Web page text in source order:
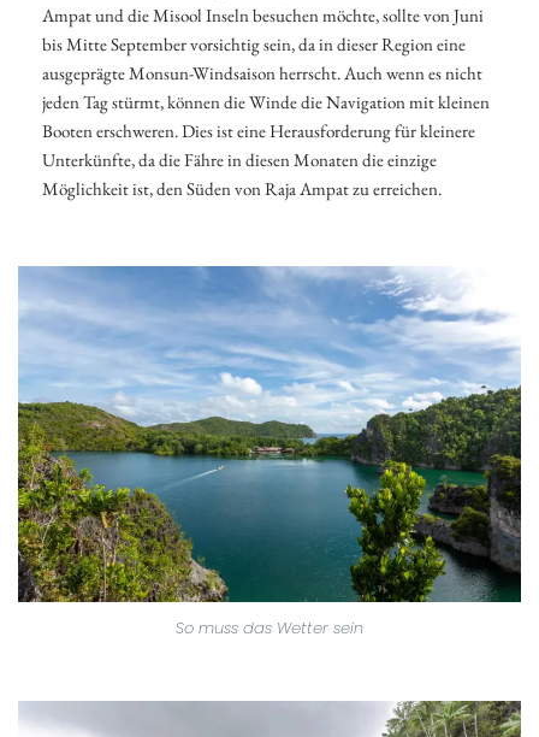
Ampat und die Misool Inseln besuchen möchte, sollte von Juni
bis Mitte September vorsichtig sein, da in dieser Region eine
ausgeprägte Monsun-Windsaison herrscht. Auch wenn es nicht
jeden Tag stürmt, können die Winde die Navigation mit kleinen
Booten erschweren. Dies ist eine Herausforderung für kleinere
Unterkünfte, da die Fähre in diesen Monaten die einzige
Möglichkeit ist, den Süden von Raja Ampat zu erreichen.
So muss das Wetter sein